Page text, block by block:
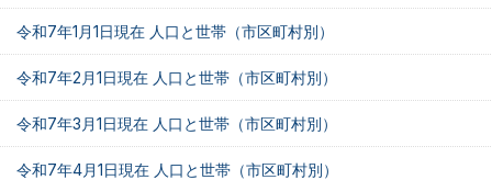
令和7年1月1日現在 人口と世帯（市区町村別）
令和7年2月1日現在 人口と世帯（市区町村別）
令和7年3月1日現在 人口と世帯（市区町村別）
令和7年4月1日現在 人口と世帯（市区町村別）